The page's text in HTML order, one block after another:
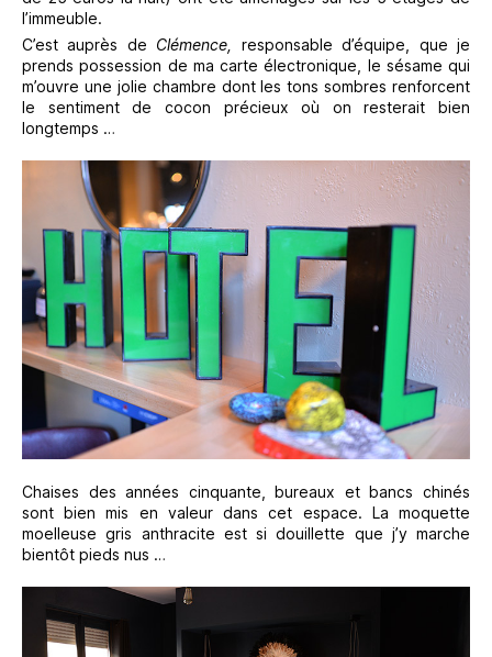
l’immeuble.
C’est auprès de Clémence, responsable d’équipe,
que je
prends possession de ma carte électronique, le sésame qui
m’ouvre une jolie chambre dont les tons sombres renforcent
le sentiment de cocon précieux où on resterait bien
longtemps …
Chaises des années cinquante, bureaux et bancs chinés
sont bien mis en valeur dans cet espace. La moquette
moelleuse gris anthracite est si douillette que j’y marche
bientôt pieds nus …